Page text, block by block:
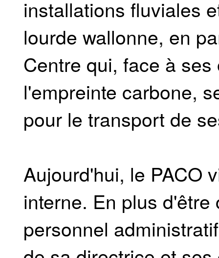
installations fluviales
lourde wallonne, en
Centre qui, face à
l'empreinte carbone,
pour le transport de
Aujourd'hui, le PACO
interne. En plus
personnel